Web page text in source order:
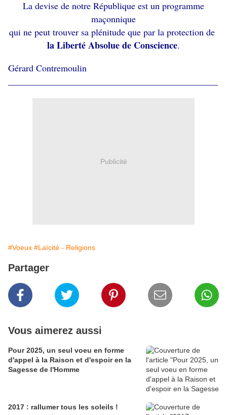
La devise de notre République est un programme
maçonnique
qui ne peut trouver sa plénitude que par la protection de
la Liberté Absolue de Conscience.
Gérard Contremoulin
Publicité
#Voeux #Laïcité - Religions
Partager
Vous aimerez aussi
Pour 2025, un seul voeu en forme
d'appel à la Raison et d'espoir en la
Sagesse de l'Homme
2017 : rallumer tous les soleils !